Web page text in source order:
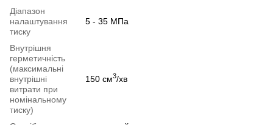
Діапазон
налаштування
тиску
5 - 35 МПа
Внутрішня
герметичність
(максимальні
внутрішні
витрати при
номінальному
тиску)
150 см3/хв